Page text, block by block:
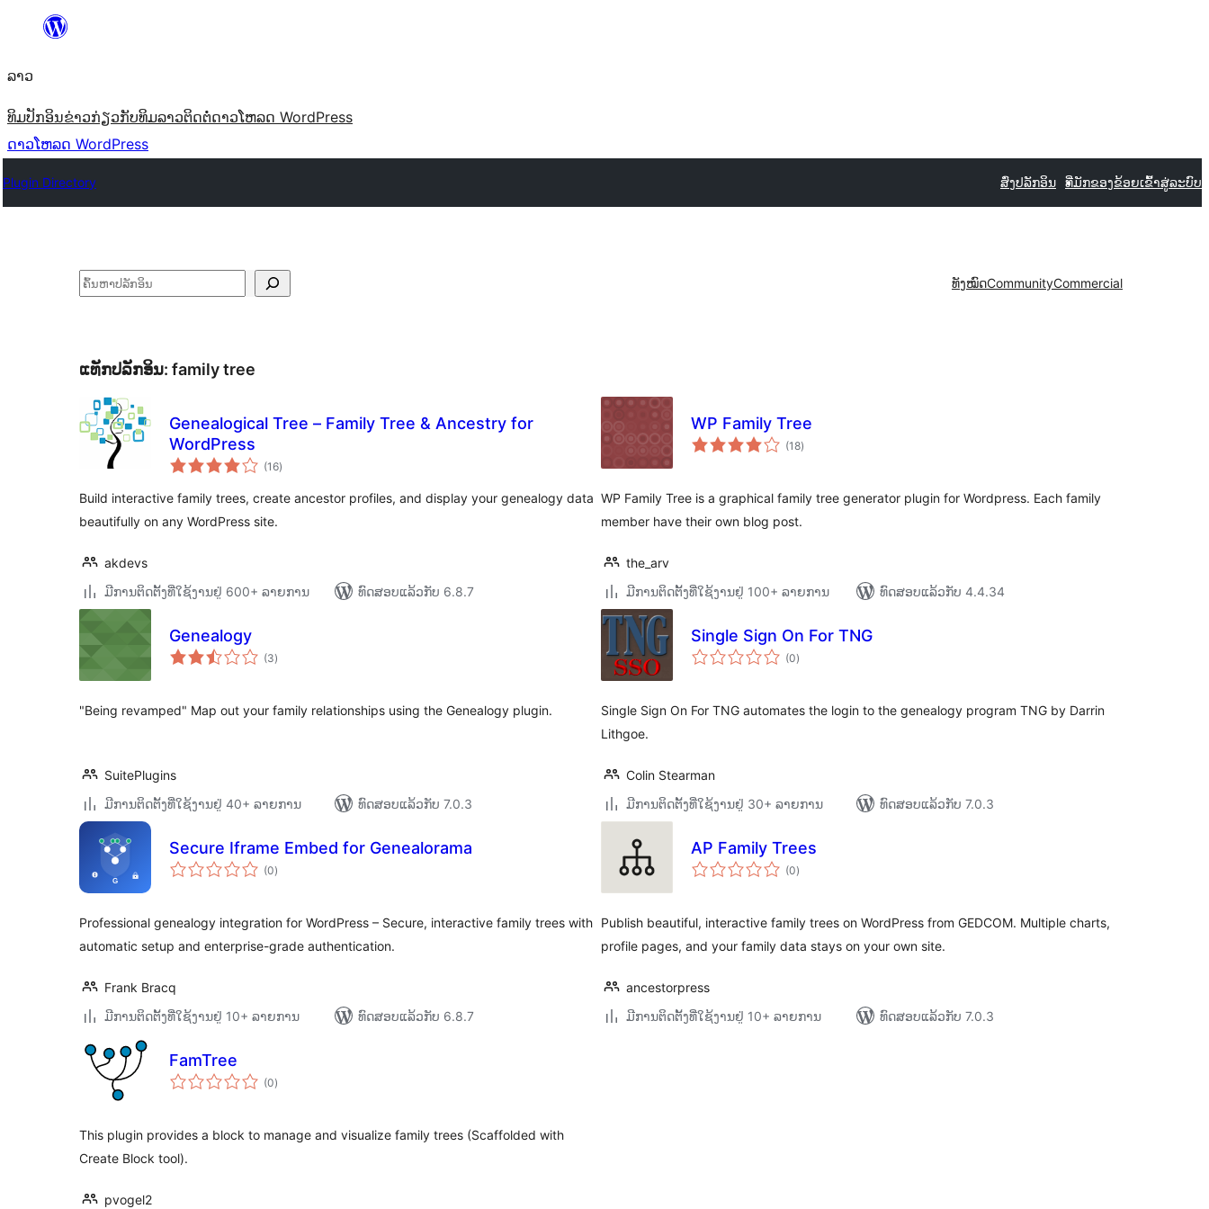
ທີ່
ເນື້ອຫາ
ລາວ
ທິມປັກອິນຂ່າວກ່ຽວກັບທິມລາວຕິດຕໍ່ດາວໂຫລດ WordPress
ດາວໂຫລດ WordPress
Plugin Directory ສົ່ງປລັກອິນ ທີ່ມັກຂອງຂ້ອຍເຂົ້າສູ່ລະບົບ
ຄົ້ນຫາ ທັງໝົດCommunityCommercial
ແທັກປລັກອິນ: family tree
Genealogical Tree – Family Tree & Ancestry for
WordPress
(16ຄະແນນ
ທັງໝົດ
)
Build interactive family trees, create ancestor profiles, and display your genealogy data
beautifully on any WordPress site.
akdevs
ມີການຕິດຕັ້ງທີ່ໃຊ້ງານຢູ່ 600+ ລາຍການ
ທົດສອບແລ້ວກັບ 6.8.7
WP Family Tree
(18ຄະແນນ
ທັງໝົດ
)
WP Family Tree is a graphical family tree generator plugin for Wordpress. Each family
member have their own blog post.
the_arv
ມີການຕິດຕັ້ງທີ່ໃຊ້ງານຢູ່ 100+ ລາຍການ
ທົດສອບແລ້ວກັບ 4.4.34
Genealogy
(3ຄະແນນ
ທັງໝົດ
)
"Being revamped" Map out your family relationships using the Genealogy plugin.
SuitePlugins
ມີການຕິດຕັ້ງທີ່ໃຊ້ງານຢູ່ 40+ ລາຍການ
ທົດສອບແລ້ວກັບ 7.0.3
Single Sign On For TNG
(0ຄະແນນ
ທັງໝົດ
)
Single Sign On For TNG automates the login to the genealogy program TNG by Darrin
Lithgoe.
Colin Stearman
ມີການຕິດຕັ້ງທີ່ໃຊ້ງານຢູ່ 30+ ລາຍການ
ທົດສອບແລ້ວກັບ 7.0.3
Secure Iframe Embed for Genealorama
(0ຄະແນນ
ທັງໝົດ
)
Professional genealogy integration for WordPress – Secure, interactive family trees with
automatic setup and enterprise-grade authentication.
Frank Bracq
ມີການຕິດຕັ້ງທີ່ໃຊ້ງານຢູ່ 10+ ລາຍການ
ທົດສອບແລ້ວກັບ 6.8.7
AP Family Trees
(0ຄະແນນ
ທັງໝົດ
)
Publish beautiful, interactive family trees on WordPress from GEDCOM. Multiple charts,
profile pages, and your family data stays on your own site.
ancestorpress
ມີການຕິດຕັ້ງທີ່ໃຊ້ງານຢູ່ 10+ ລາຍການ
ທົດສອບແລ້ວກັບ 7.0.3
FamTree
(0ຄະແນນ
ທັງໝົດ
)
This plugin provides a block to manage and visualize family trees (Scaffolded with
Create Block tool).
pvogel2